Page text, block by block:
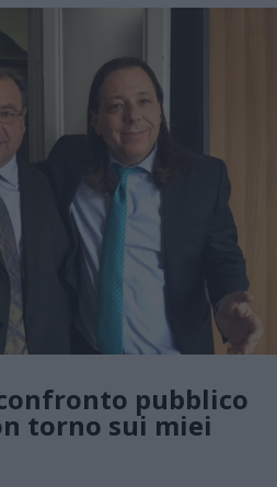
pubblico
torno sui miei